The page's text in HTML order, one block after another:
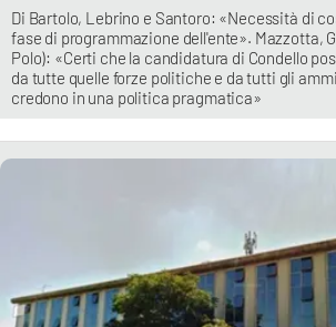
Di Bartolo, Lebrino e Santoro: «Necessità di
fase di programmazione dell'ente». Mazzotta,
Polo): «Certi che la candidatura di Condello
da tutte quelle forze politiche e da tutti gli
credono in una politica pragmatica»